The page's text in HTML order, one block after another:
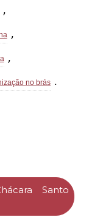
,
,
,
no brás .
Santo